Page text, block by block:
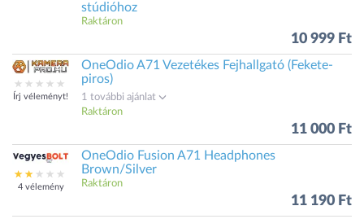
stúdióhoz
Raktáron
10 999 Ft
Írj véleményt!
OneOdio A71 Vezetékes Fejhallgató (Fekete-
piros)
1 további ajánlat
Raktáron
11 000 Ft
4 vélemény
OneOdio Fusion A71 Headphones
Brown/Silver
Raktáron
11 190 Ft